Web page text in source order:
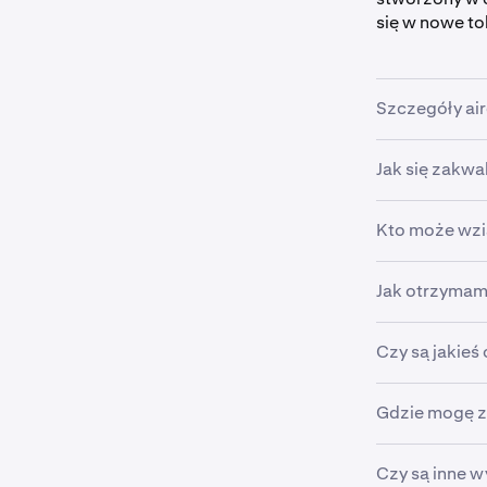
się w nowe
Szczegóły
•
Kwota
• Okres
• Data
•
Uwaga:
Jak się
• Bądź
• Handluj
• Trzymaj
Kto może
•
•
Jak
Tokeny
wymagane
Czy są jakieś
Otrzymanie
handlu JOE.
Gdzie mogę
Odwiedź
Czy są inne